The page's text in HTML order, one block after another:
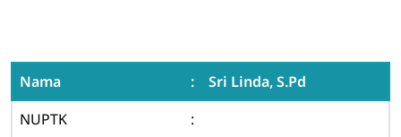
Nama :
Sri Linda, S.Pd
NUPTK
: